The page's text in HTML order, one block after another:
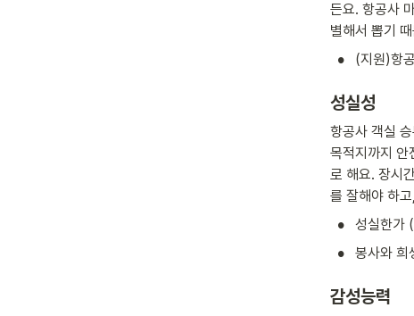
든요. 항공사
별해서 뽑기
• (지원)항
성실성
항공사 객실
목적지까지 안
로 해요. 장시
를 잘해야 하고,
• 성실한가
• 봉사와 희
감성능력